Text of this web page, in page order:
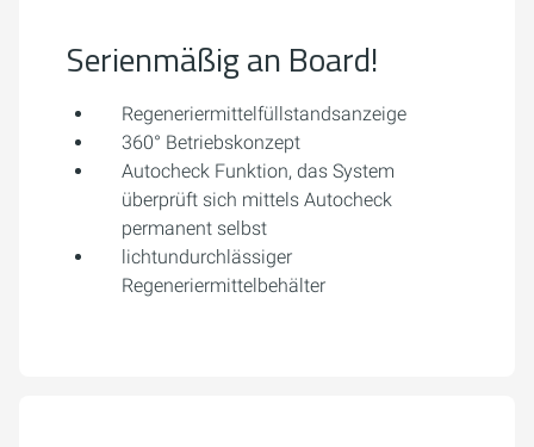
Serienmäßig an Board!
Regeneriermittelfüllstandsanzeige
360° Betriebskonzept
Autocheck Funktion, das System
überprüft sich mittels Autocheck
permanent selbst
lichtundurchlässiger
Regeneriermittelbehälter